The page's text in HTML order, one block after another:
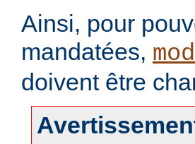
Ainsi, pour
mandatées,
doivent être